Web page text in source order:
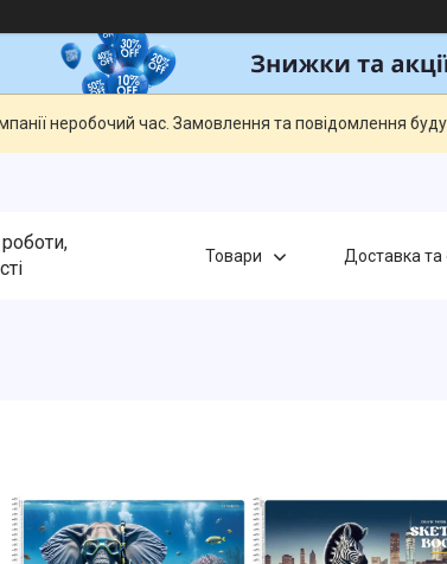
неробочий час. Замовлення та повідомлення
Товари Доставка та